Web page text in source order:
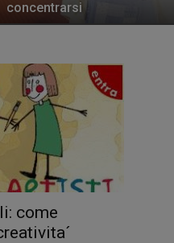
concentrarsi
come